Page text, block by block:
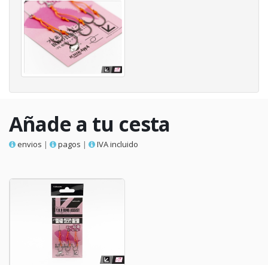
Añade a tu cesta
envios | pagos | IVA incluido